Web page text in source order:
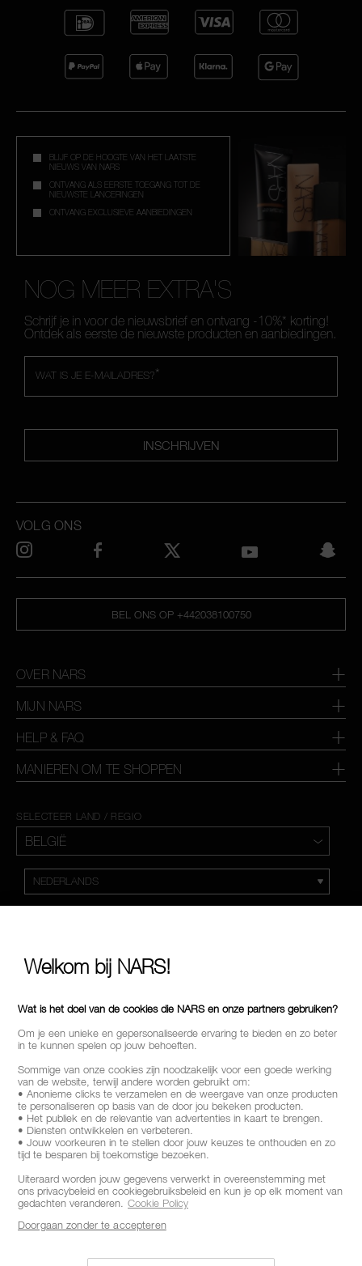
BLIJF OP DE HOOGTE VAN HET LAATSTE
NIEUWS VAN NARS
ONTVANG ALS EERSTE TOEGANG TOT DE
NIEUWSTE LANCERINGEN
ONTVANG EXCLUSIEVE AANBIEDINGEN
NOG MEER EXTRA'S
Schrijf je in voor de nieuwsbrief en ontvang -10%* korting!
Ontdek als eerste de nieuwste producten en aanbiedingen.
*
WAT IS JE E-MAILADRES?
INSCHRIJVEN
BEL ONS OP +442038100750
OVER NARS
MIJN NARS
HELP & FAQ
MANIEREN OM TE SHOPPEN
VOLG ONS
SELECTEER LAND / REGIO
Welkom bij NARS!
Wat is het doel van de cookies die NARS en onze partners gebruiken?
Om je een unieke en gepersonaliseerde ervaring te bieden en zo beter
in te kunnen spelen op jouw behoeften.
Sommige van onze cookies zijn noodzakelijk voor een goede werking
van de website, terwijl andere worden gebruikt om:
• Anonieme clicks te verzamelen en de weergave van onze producten
te personaliseren op basis van de door jou bekeken producten.
• Het publiek en de relevantie van advertenties in kaart te brengen.
• Diensten ontwikkelen en verbeteren.
• Jouw voorkeuren in te stellen door jouw keuzes te onthouden en zo
tijd te besparen bij toekomstige bezoeken.
Uiteraard worden jouw gegevens verwerkt in overeenstemming met
ons privacybeleid en cookiegebruiksbeleid en kun je op elk moment van
gedachten veranderen. Cookie Policy
Doorgaan zonder te accepteren